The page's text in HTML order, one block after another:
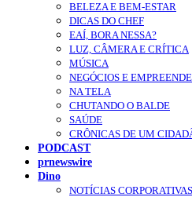
BELEZA E BEM-ESTAR
DICAS DO CHEF
EAÍ, BORA NESSA?
LUZ, CÂMERA E CRÍTICA
MÚSICA
NEGÓCIOS E
NA TELA
CHUTANDO O BALDE
SAÚDE
CRÔNICAS DE UM
PODCAST
prnewswire
Dino
NOTÍCIAS CORPORATIVAS